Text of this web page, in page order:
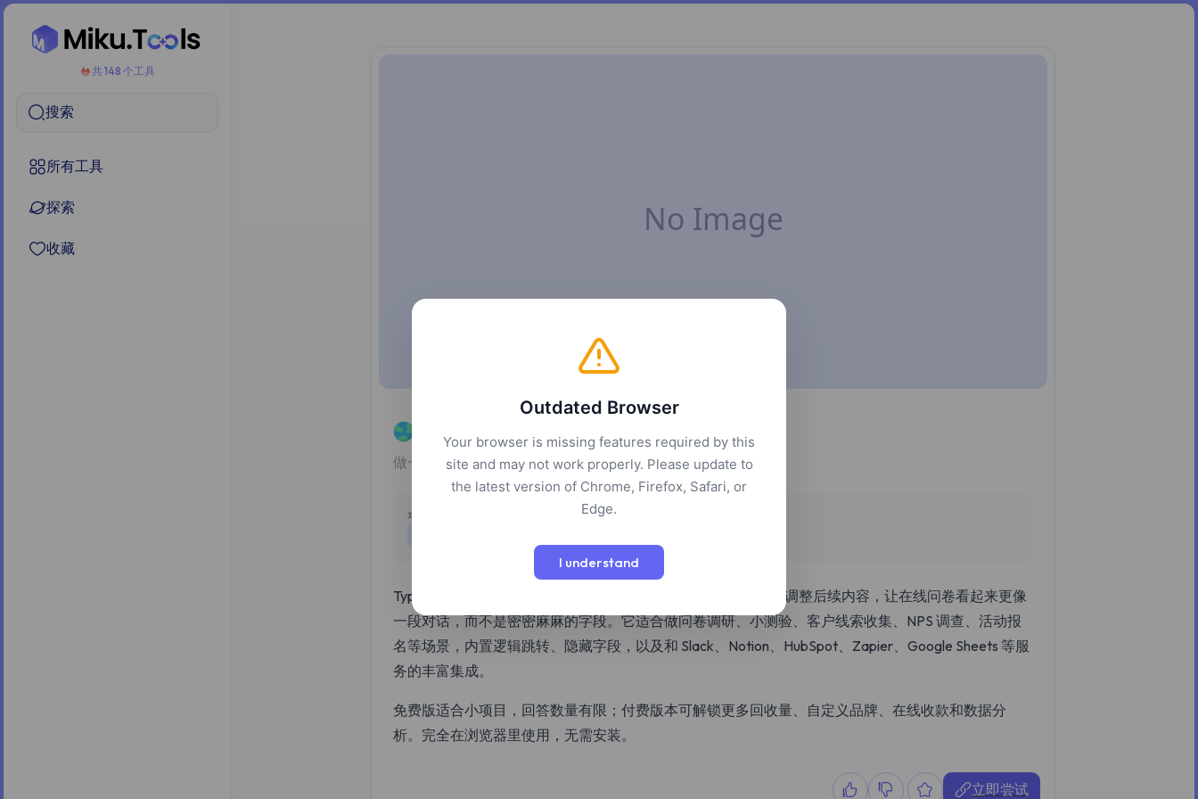
共 148 个工具
搜索
所有工具
探索
收藏
Typeform
做一份对话式的问卷、表单或小测验，让填写体验更像聊天。
平台
Typeform 的表单一次只显示一个问题，并根据上一道答案动态调整后续内容，让在线问卷看起来更像
一段对话，而不是密密麻麻的字段。它适合做问卷调研、小测验、客户线索收集、NPS 调查、活动报
名等场景，内置逻辑跳转、隐藏字段，以及和 Slack、Notion、HubSpot、Zapier、Google Sheets 等服
务的丰富集成。
免费版适合小项目，回答数量有限；付费版本可解锁更多回收量、自定义品牌、在线收款和数据分
析。完全在浏览器里使用，无需安装。
立即尝试
Outdated Browser
Your browser is missing features required by this
site and may not work properly. Please update to
the latest version of Chrome, Firefox, Safari, or
Edge.
I understand